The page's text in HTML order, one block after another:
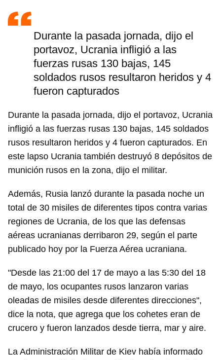
Durante la pasada jornada, dijo el
portavoz, Ucrania infligió a las
fuerzas rusas 130 bajas, 145
soldados rusos resultaron heridos y 4
fueron capturados
Durante la pasada jornada, dijo el portavoz, Ucrania
infligió a las fuerzas rusas 130 bajas, 145 soldados
rusos resultaron heridos y 4 fueron capturados. En
este lapso Ucrania también destruyó 8 depósitos de
munición rusos en la zona, dijo el militar.
Además, Rusia lanzó durante la pasada noche un
total de 30 misiles de diferentes tipos contra varias
regiones de Ucrania, de los que las defensas
aéreas ucranianas derribaron 29, según el parte
publicado hoy por la Fuerza Aérea ucraniana.
"Desde las 21:00 del 17 de mayo a las 5:30 del 18
de mayo, los ocupantes rusos lanzaron varias
oleadas de misiles desde diferentes direcciones",
dice la nota, que agrega que los cohetes eran de
crucero y fueron lanzados desde tierra, mar y aire.
La Administración Militar de Kiev había informado